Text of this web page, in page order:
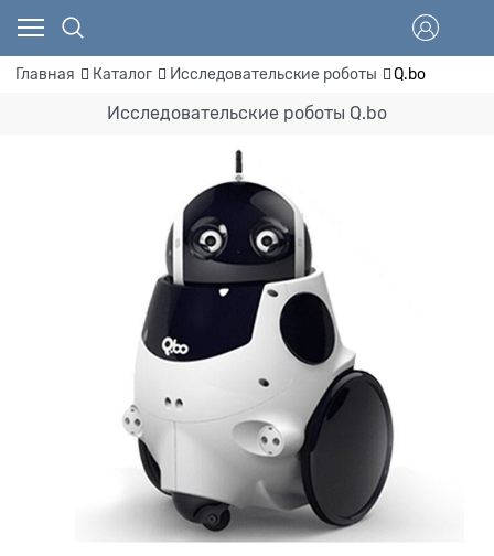
Главная Каталог Исследовательские роботы Q.bo
Исследовательские роботы Q.bo